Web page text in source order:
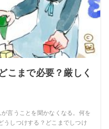
こまで必要？厳しく
言うことを聞かなくなる。何を
うしつけする？どこまでしつけ